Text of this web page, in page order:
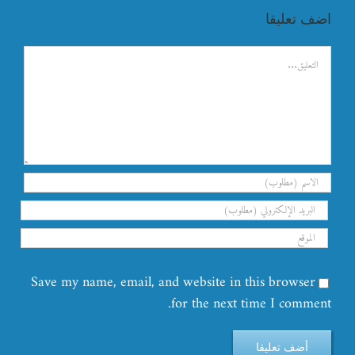
اضف تعليقا
تعليق
Save my name, email, and website in this browser
for the next time I comment.